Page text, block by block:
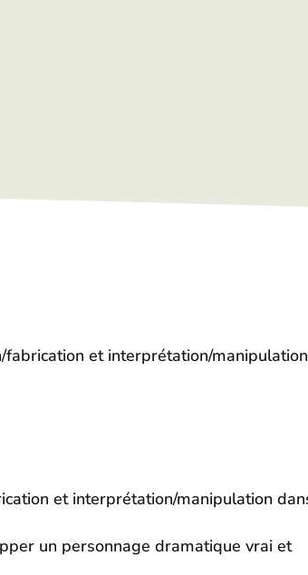
et interprétation/
et interprétation/manipulation
un personnage dramatique vrai et